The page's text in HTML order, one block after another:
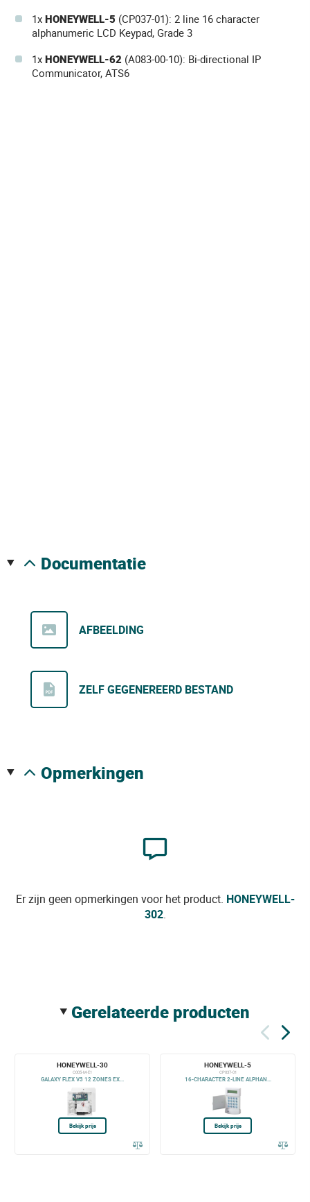
1x HONEYWELL-5 (CP037-01): 2 line 16 character
alphanumeric LCD Keypad, Grade 3
1x HONEYWELL-62 (A083-00-10): Bi-directional IP
Communicator, ATS6
documentatie
AFBEELDING
ZELF GEGENEREERD BESTAND
opmerkingen
Er zijn geen opmerkingen voor het product. HONEYWELL-
302.
gerelateerde producten
HONEYWELL-30
C005-M-E1
GALAXY FLEX V3 12 ZONES EX...
Bekijk prijs
HONEYWELL-5
CP037-01
16-CHARACTER 2-LINE ALPHAN...
Bekijk prijs